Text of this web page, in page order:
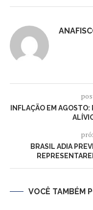
INFLAÇÃO EM
BRASIL ADIA
VOCÊ TAMBÉM